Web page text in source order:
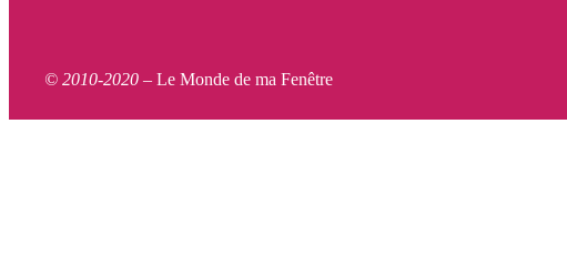
© 2010-2020 – Le Monde de ma Fenêtre